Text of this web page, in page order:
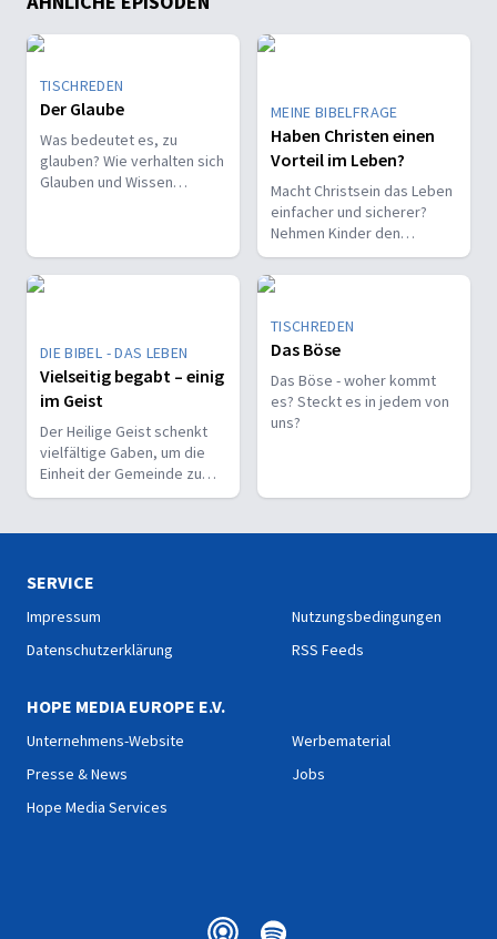
TISCHREDEN
Der Glaube
Was bedeutet es, zu
glauben? Wie verhalten sich
Glauben und Wissen
MEINE BIBELFRAGE
Haben Christen einen
Vorteil im Leben?
Macht Christsein das Leben
einfacher und sicherer?
Nehmen Kinder den
Glauben leichter an als
Erwachsene?
DIE BIBEL - DAS LEBEN
Vielseitig begabt – einig
im Geist
Der Heilige Geist schenkt
vielfältige Gaben, um die
Einheit der Gemeinde zu
stärken und sie zu
Menschen zu bekennen.
TISCHREDEN
Das Böse
Das Böse - woher kommt
es? Steckt es in jedem von
uns?
SERVICE
Impressum
Datenschutzerklärung
Nutzungsbedingungen
RSS Feeds
HOPE MEDIA EUROPE E.V.
Unternehmens-Website
Presse & News
Hope Media Services
Werbematerial
Jobs